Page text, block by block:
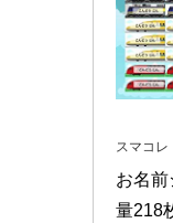
スマコレ
お名前
量218